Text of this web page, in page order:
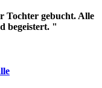
Tochter gebucht. Alle
begeistert. "